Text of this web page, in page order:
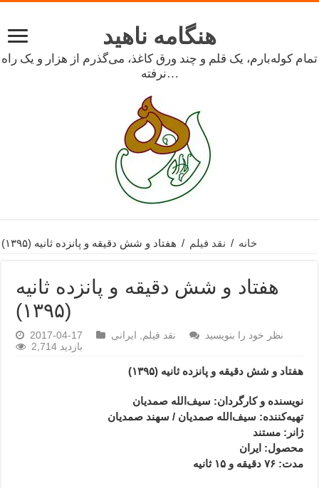
هنگامه ناهید
تمام کوله‌بارم، یک قلم و چند ورق کاغذ، می‌گذرم از هزار و یک راه
نرفته…
خانه / نقد فیلم / هفتاد و شش دقیقه و پانزده ثانیه (۱۳۹۵)
هفتاد و شش دقیقه و پانزده ثانیه
(۱۳۹۵)
2017-04-17 نقد فیلم ایرانی
نظر خود را بنویسید
2,714 بازدید
هفتاد و شش دقیقه و پانزده ثانیه (۱۳۹۵)
نویسنده و کارگردان: سیف‌الله صمدیان
تهیه‌کننده: سیف‌الله صمدیان / سهند صمدیان
ژانر : مستند
محصول: ایران
مدت: ۷۶ دقیقه و ۱۵ ثانیه